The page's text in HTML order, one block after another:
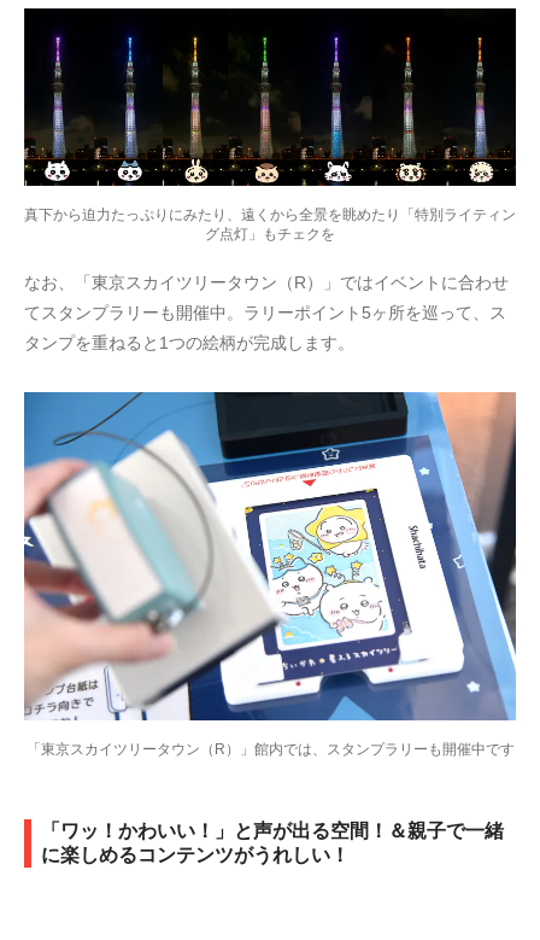
真下から迫力たっぷりにみたり、遠くから全景を眺めたり「特別ライティン
グ点灯」もチェクを
なお、「東京スカイツリータウン（R）」ではイベントに合わせ
てスタンプラリーも開催中。ラリーポイント5ヶ所を巡って、ス
タンプを重ねると1つの絵柄が完成します。
「東京スカイツリータウン（R）」館内では、スタンプラリーも開催中です
「ワッ！かわいい！」と声が出る空間！＆親子で一緒
に楽しめるコンテンツがうれしい！